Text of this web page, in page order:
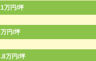
万円/坪
円/坪
万円/坪